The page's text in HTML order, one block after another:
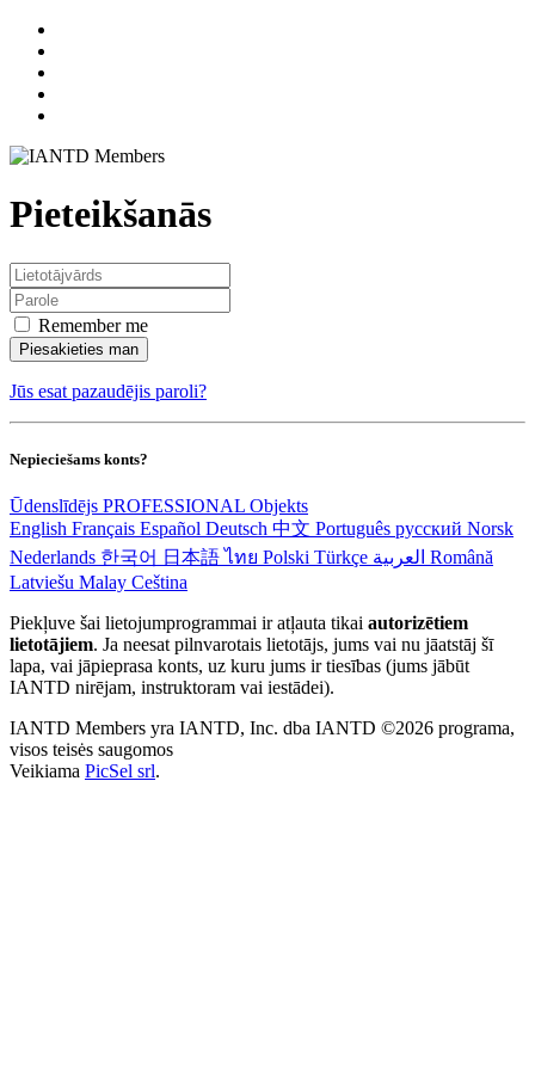
Pieteikšanās
Remember me
Piesakieties man
Jūs esat pazaudējis paroli?
Nepieciešams konts?
Ūdenslīdējs PROFESSIONAL Objekts
English Français Español Deutsch 中文 Português русский Norsk
Nederlands 한국어 日本語ไทย Polski Türkçe
Română
Latviešu Malay Ceština
Piekļuve šai lietojumprogrammai ir atļauta tikai autorizētiem
lietotājiem. Ja neesat pilnvarotais lietotājs, jums vai nu jāatstāj šī
lapa, vai jāpieprasa konts, uz kuru jums ir tiesības (jums jābūt
IANTD nirējam, instruktoram vai iestādei).
IANTD Members yra IANTD, Inc. dba IANTD ©2026 programa,
visos teisės saugomos
Veikiama PicSel srl.